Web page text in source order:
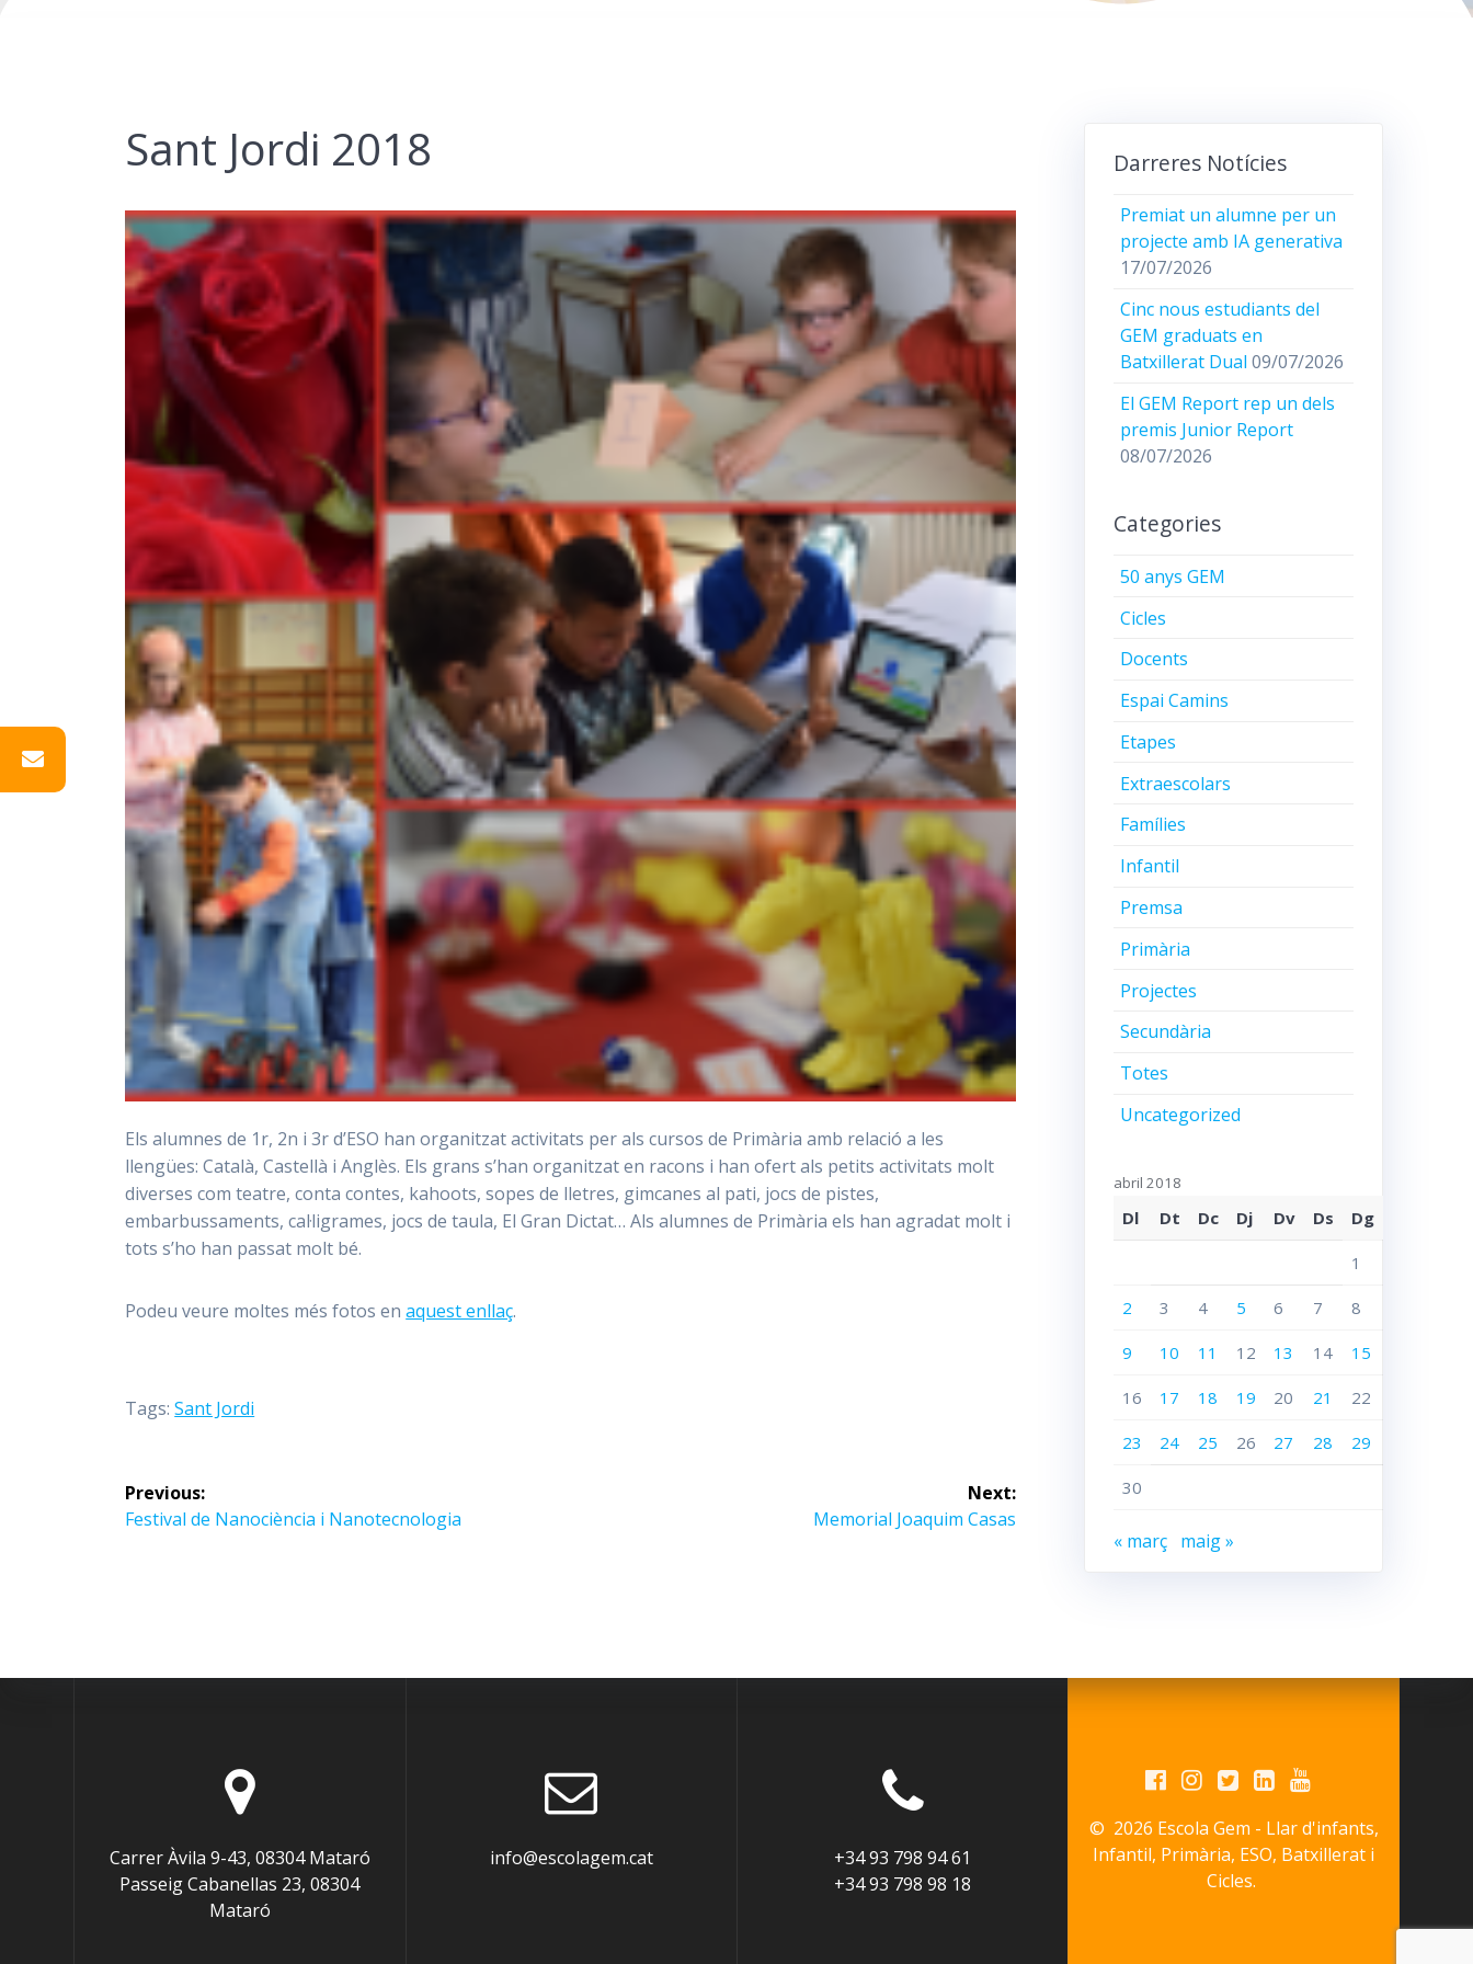
Sant Jordi 2018
Els alumnes de 1r, 2n i 3r d’ESO han organitzat activitats per als cursos de Primària amb relació a les
llengües: Català, Castellà i Anglès. Els grans s’han organitzat en racons i han ofert als petits activitats molt
diverses com teatre, conta contes, kahoots, sopes de lletres, gimcanes al pati, jocs de pistes,
embarbussaments, cal·ligrames, jocs de taula, El Gran Dictat… Als alumnes de Primària els han agradat molt i
tots s’ho han passat molt bé.
Podeu veure moltes més fotos enaquest enllaç.
Tags:Sant Jordi
Navegació
d'entrades
Previous:
Previous
Festival de Nanociència i Nanotecnologia
Next:
Next
Memorial Joaquim Casas
Darreres Notícies
Premiat un alumne per un
projecte amb IA generativa
17/07/2026
Cinc nous estudiants del
GEM graduats en
Batxillerat Dual 09/07/2026
El GEM Report rep un dels
premis Junior Report
08/07/2026
Categories
50 anys GEM
Cicles
Docents
Espai Camins
Etapes
Extraescolars
Famílies
Infantil
Premsa
Primària
Projectes
Secundària
Totes
Uncategorized
abril 2018
Dl Dt Dc Dj Dv Ds Dg
1
2 3 4 5 6 7 8
9 10 11 12 13 14 15
16 17 18 19 20 21 22
23 24 25 26 27 28 29
30
« març maig »
Carrer Àvila 9-43, 08304 Mataró
Passeig Cabanellas 23, 08304
Mataró
info@escolagem.cat
+34 93 798 94 61
+34 93 798 98 18
© 2026 Escola Gem - Llar d'infants,
Infantil, Primària, ESO, Batxillerat i
Cicles.